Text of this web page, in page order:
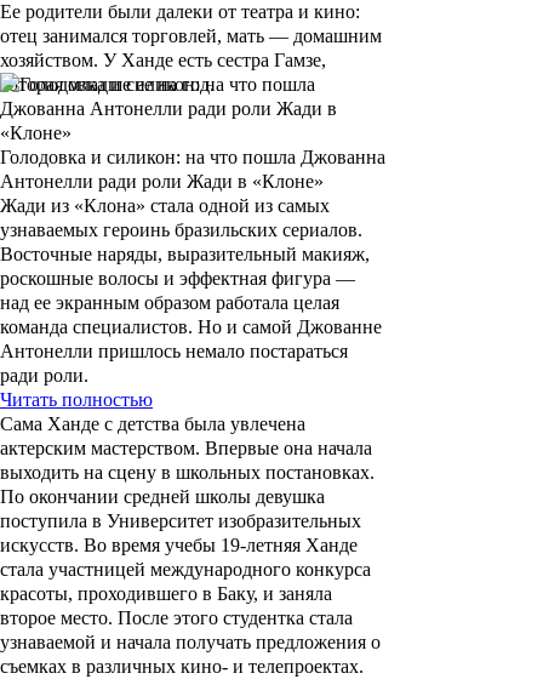
Ее родители были далеки от театра и кино:
отец занимался торговлей, мать — домашним
хозяйством. У Ханде есть сестра Гамзе,
которая младше ее на год.
Голодовка и силикон: на что пошла Джованна
Антонелли ради роли Жади в «Клоне»
Жади из «Клона» стала одной из самых
узнаваемых героинь бразильских сериалов.
Восточные наряды, выразительный макияж,
роскошные волосы и эффектная фигура —
над ее экранным образом работала целая
команда специалистов. Но и самой Джованне
Антонелли пришлось немало постараться
ради роли.
Читать полностью
Сама Ханде с детства была увлечена
актерским мастерством. Впервые она начала
выходить на сцену в школьных постановках.
По окончании средней школы девушка
поступила в Университет изобразительных
искусств. Во время учебы 19-летняя Ханде
стала участницей международного конкурса
красоты, проходившего в Баку, и заняла
второе место. После этого студентка стала
узнаваемой и начала получать предложения о
съемках в различных кино- и телепроектах.